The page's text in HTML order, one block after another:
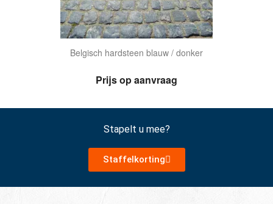
Belgisch hardsteen blauw / donker
Prijs op aanvraag
Stapelt u mee?
Staffelkorting